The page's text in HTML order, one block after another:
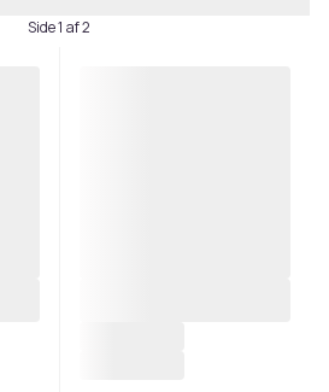
Side 1 af 2